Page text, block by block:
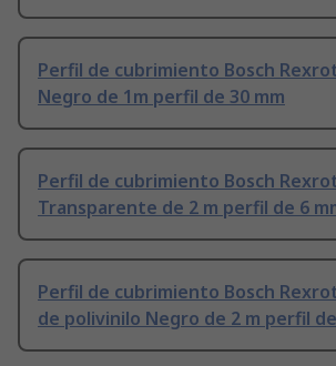
Perfil de cubrimiento Bosch
Negro de 1m perfil de 30 mm
Perfil de cubrimiento Bosch
Transparente de 2 m perfil de 6
Perfil de cubrimiento Bosch
de polivinilo Negro de 2 m perfil